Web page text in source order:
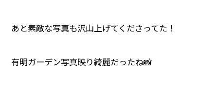
あと素敵な写真も沢山上げてくださってた！
有明ガーデン写真映り綺麗だったね📸